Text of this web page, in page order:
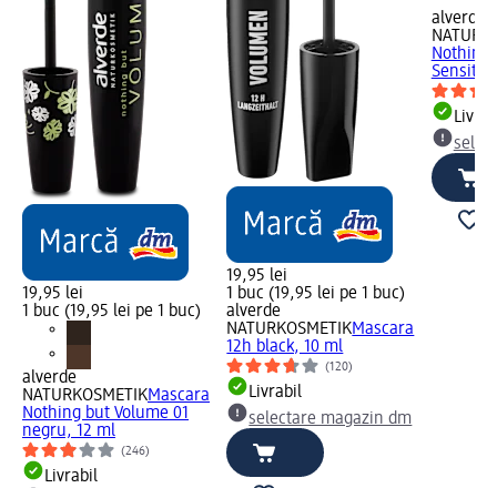
19,95 lei
1 buc (19,95 lei pe 1 buc)
alverde
NATURKOSMETIKMascara
Nothing but Volume 01
negru, 12 ml
(246)
Livrabil
19,95 lei
1 buc (19,95 lei pe 1 buc)
alverde
NATURKOSMETIKMascara
12h black, 10 ml
(120)
Livrabil
selectare magazin dm
alverde
Nothing